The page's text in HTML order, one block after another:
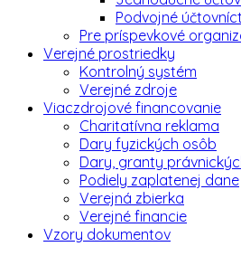
Podvojné
Pre príspevkové
Verejné prostriedky
Kontrolný systém
Verejné zdroje
Viaczdrojové financovanie
Charitatívna reklama
Dary fyzických osôb
Dary, granty
Podiely zaplatenej dane
Verejná zbierka
Verejné financie
Vzory dokumentov